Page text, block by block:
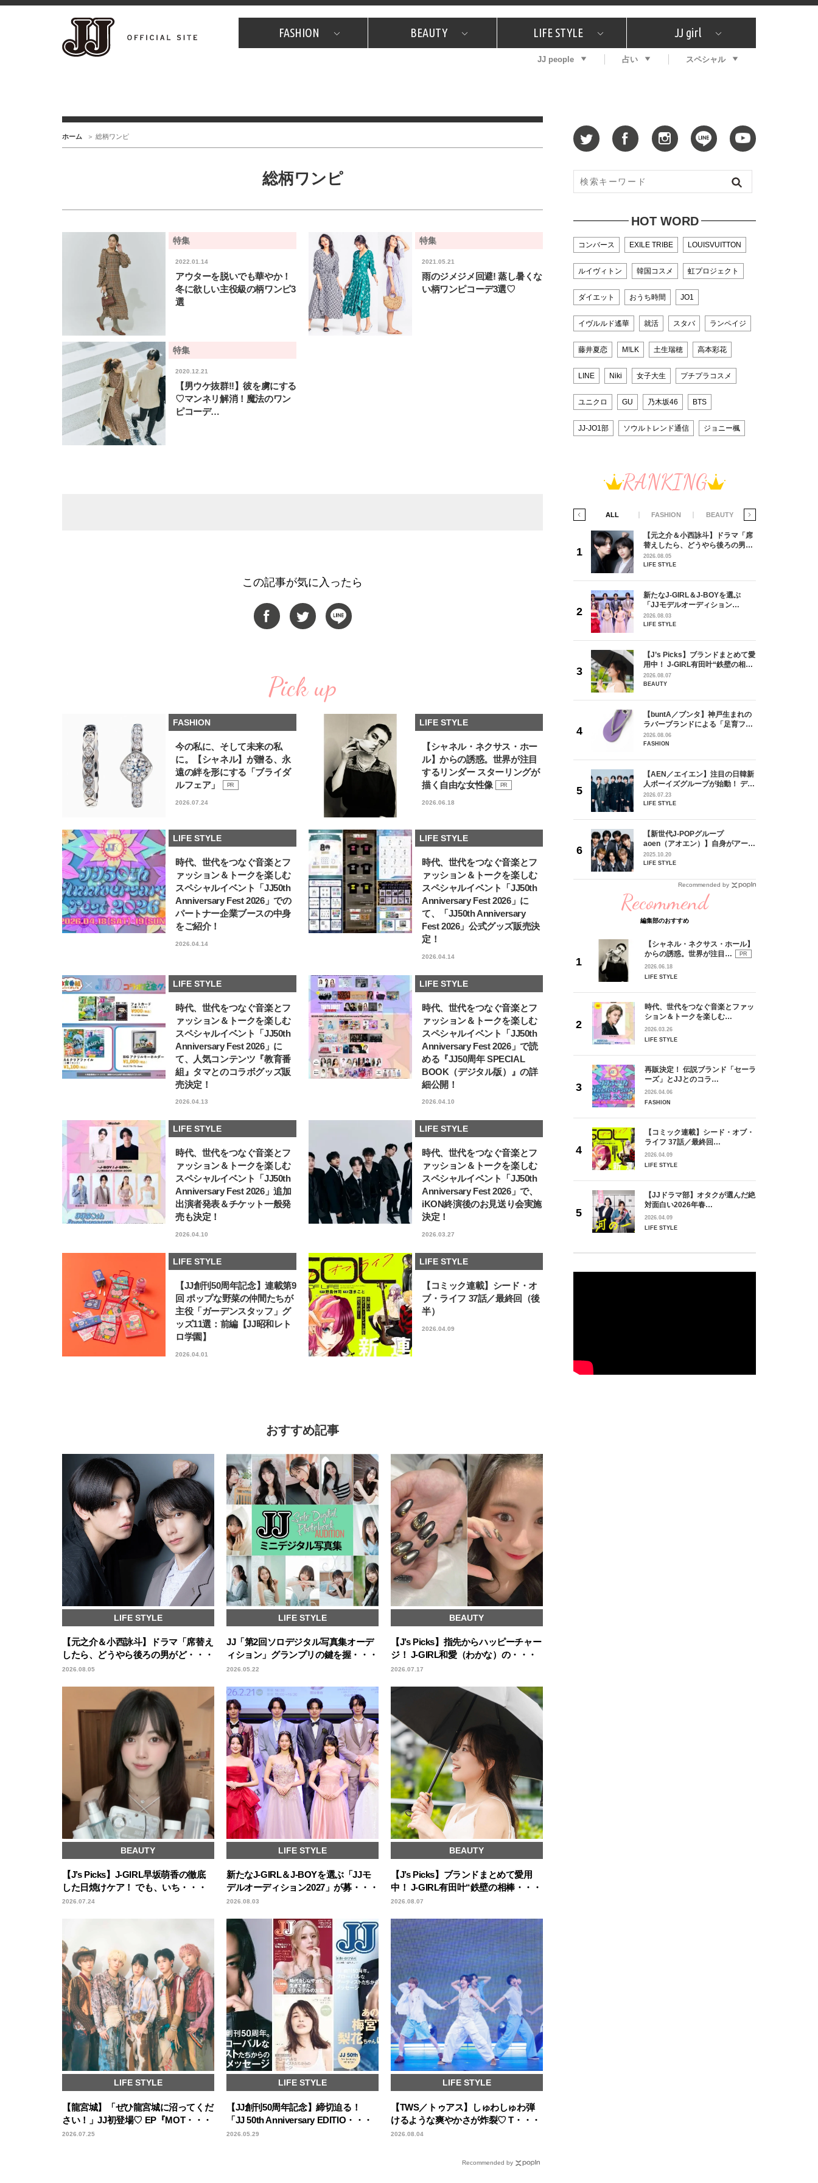
FASHION
JJスタッフの"それどこの"？ プチプラ プレゼント
BEAUTY
コスメ全部試してみた What's NEW？ 特集
LIFE STYLE
JJグルメガイド エンタメ プレゼント
恋愛
JJ girl
特集 おしゃラン！
JJ people 占い スペシャル
ホーム 総柄ワンピ
総柄ワンピ
特集
2022.01.14
アウターを脱いでも華やか！
冬に欲しい主役級の柄ワンピ3
選
特集
2021.05.21
雨のジメジメ回避! 蒸し暑くな
い柄ワンピコーデ3選♡
特集
2020.12.21
【男ウケ抜群!!】彼を虜にする
♡マンネリ解消！魔法のワン
ピコーデ…
この記事が気に入ったら
Pick up
FASHION
今の私に、そして未来の私
に。【シャネル】が贈る、永
遠の絆を形にする「ブライダ
ルフェア」
PR
2026.07.24
LIFE STYLE
【シャネル・ネクサス・ホー
ル】からの誘惑。世界が注目
するリンダー スターリングが
描く自由な女性像
PR
2026.06.18
LIFE STYLE
時代、世代をつなぐ音楽とフ
ァッション＆トークを楽しむ
スペシャルイベント「JJ50th
Anniversary Fest 2026」での
パートナー企業ブースの中身
をご紹介！
2026.04.14
LIFE STYLE
時代、世代をつなぐ音楽とフ
ァッション＆トークを楽しむ
スペシャルイベント「JJ50th
Anniversary Fest 2026」に
て、「JJ50th Anniversary
Fest 2026」公式グッズ販売決
定！
2026.04.14
LIFE STYLE
時代、世代をつなぐ音楽とフ
ァッション＆トークを楽しむ
スペシャルイベント「JJ50th
Anniversary Fest 2026」に
て、人気コンテンツ『教育番
組』タマとのコラボグッズ販
売決定！
2026.04.13
LIFE STYLE
時代、世代をつなぐ音楽とフ
ァッション＆トークを楽しむ
スペシャルイベント「JJ50th
Anniversary Fest 2026」で読
める『JJ50周年 SPECIAL
BOOK（デジタル版）』の詳
細公開！
2026.04.10
LIFE STYLE
時代、世代をつなぐ音楽とフ
ァッション＆トークを楽しむ
スペシャルイベント「JJ50th
Anniversary Fest 2026」追加
出演者発表＆チケット一般発
売も決定！
2026.04.10
LIFE STYLE
時代、世代をつなぐ音楽とフ
ァッション＆トークを楽しむ
スペシャルイベント「JJ50th
Anniversary Fest 2026」で、
iKON終演後のお見送り会実施
決定！
2026.03.27
LIFE STYLE
【JJ創刊50周年記念】連載第9
回 ポップな野菜の仲間たちが
主役「ガーデンスタッフ」グ
ッズ11選：前編【JJ昭和レト
ロ学園】
2026.04.01
LIFE STYLE
【コミック連載】シード・オ
ブ・ライフ 37話／最終回（後
半）
2026.04.09
おすすめ記事
LIFE STYLE
【元之介＆小西詠斗】ドラマ「席替え
したら、どうやら後ろの男がど・・・
2026.08.05
LIFE STYLE
JJ「第2回ソロデジタル写真集オーデ
ィション」グランプリの鍵を握・・・
2026.05.22
BEAUTY
【J’s Picks】指先からハッピーチャー
ジ！ J-GIRL和愛（わかな）の・・・
2026.07.17
BEAUTY
【J’s Picks】J-GIRL早坂萌香の徹底
した日焼けケア！ でも、いち・・・
2026.07.24
LIFE STYLE
新たなJ-GIRL＆J-BOYを選ぶ「JJモ
デルオーディション2027」が募・・・
2026.08.03
BEAUTY
【J’s Picks】ブランドまとめて愛用
中！ J-GIRL有田叶“鉄壁の相棒・・・
2026.08.07
LIFE STYLE
【龍宮城】「ぜひ龍宮城に沼ってくだ
さい！」JJ初登場♡ EP『MOT・・・
2026.07.25
LIFE STYLE
【JJ創刊50周年記念】締切迫る！
「JJ 50th Anniversary EDITIO・・・
2026.05.29
LIFE STYLE
【TWS／トゥアス】しゅわしゅわ弾
けるような爽やかさが炸裂♡ T・・・
2026.08.04
Recommended by
HOT WORD
コンバース EXILE TRIBE LOUISVUITTON
ルイヴィトン 韓国コスメ 虹プロジェクト
ダイエット おうち時間 JO1
イヴルルド遙華 就活 スタバ ランペイジ
藤井夏恋 M!LK 土生瑞穂 高本彩花
LINE Niki 女子大生 プチプラコスメ
ユニクロ GU 乃木坂46 BTS
JJ-JO1部 ソウルトレンド通信 ジョニー楓
RANKING
ALL FASHION BEAUTY
ィ大好き！ 松川 星のお気に入り
コスメをCHECK
2025.12.16
BEAUTY
い“オールインワン”アイテム〈ビ
ューティ＆ファッション夏の必需
品〉
2026.08.05
BEAUTY
【注目アーティストRainy。っ
て？】自称“コスメオタク見習
い”のポーチの中身、拝見しま
す！
BEAUTY
【J’s Picks】J-GIRL早坂萌香の
徹底した日焼けケア！ でも、いち
ばん大切なのは…〈ビューティ＆
ファッション夏の必需品〉
【JJ専属モデルの素顔】ツヤと輝
きを放つ美肌を生み出す松川 星の
愛用スキンケア
BEAUTY
【新世代J-POPグループ
aoen（アオエン）】自身がアーテ
先輩とは―― 新曲「青春インクレ
ディブル」リリース記念インタビ
ュー
LIFE STYLE
曾祖父のバレエスクールからアメ
リカへ……オールラウンダーを目
バレエを踊るために生まれてきた
韓国のスターが幸せを感じる瞬間
チョン・ミンチョルさん
LIFE STYLE
【元之介＆小西詠斗】ドラマ「席
替えしたら、どうやら後ろの男が
どうやら俺のこと好きらしい」放
送記念インタビュー♡ 「自然と詠
2026.08.05
LIFE STYLE
新たなJ-GIRL＆J-BOYを選ぶ
「JJモデルオーディション
2027」が募集開始！ 予選ブロッ
クは候補生の“魅力”を重視した
2026.08.03
LIFE STYLE
【J’s Picks】ブランドまとめて愛
用中！ J-GIRL有田叶“鉄壁の相
棒”〈ビューティ＆ファッション
夏の必需品〉
2026.08.07
BEAUTY
【buntA／ブンタ】神戸生まれの
ラバーブランドによる「足育フッ
トウェア」。伊勢丹新宿店でPOP-
UP開催中！
2026.08.06
FASHION
【AEN／エイエン】注目の日韓新
人ボーイズグループが始動！ デビ
ュー目前のフレッシュな面々を独
占インタビュー。7人の魅力に迫
2026.07.23
LIFE STYLE
【新世代J-POPグループ
aoen（アオエン）】自身がアーテ
ィストを目指すきかっけとなった
先輩とは―― 新曲「青春インクレ
2025.10.20
LIFE STYLE
Recommended by
Recommend
編集部のおすすめ
【シャネル・ネクサス・ホール】
からの誘惑。世界が注目…
PR
2026.06.18
LIFE STYLE
時代、世代をつなぐ音楽とファッ
ション＆トークを楽しむ…
2026.03.26
LIFE STYLE
再販決定！ 伝説ブランド「セーラ
ーズ」とJJとのコラ…
2026.04.06
FASHION
【コミック連載】シード・オブ・
ライフ 37話／最終回…
2026.04.09
LIFE STYLE
【JJドラマ部】オタクが選んだ絶
対面白い2026年春…
2026.04.09
LIFE STYLE